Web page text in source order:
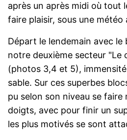
après un après midi où tout
faire plaisir, sous une météo
Départ le lendemain avec le
notre deuxième secteur "Le
(photos 3,4 et 5),
sable. Sur ces superbes
pu selon son niveau se faire
doigts, avec pour finir un
les plus motivés se sont